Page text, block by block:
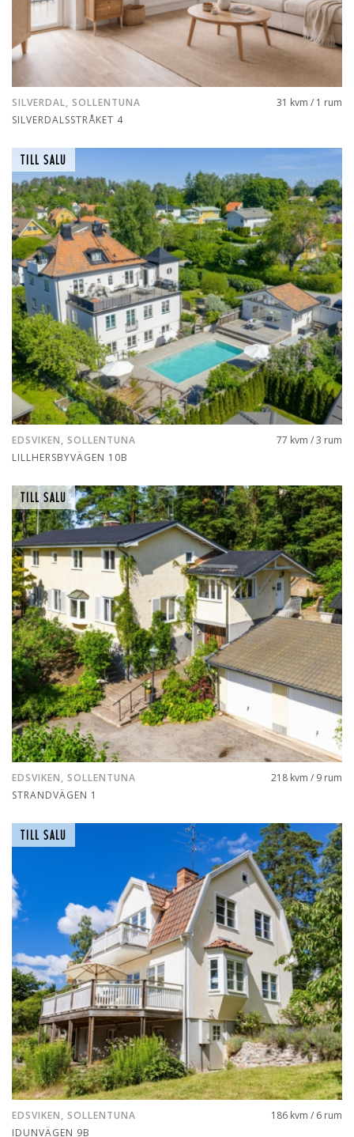
SILVERDAL, SOLLENTUNA
SILVERDALSSTRÅKET 4
31 kvm / 1 rum
TILL SALU
EDSVIKEN, SOLLENTUNA
LILLHERSBYVÄGEN 10B
77 kvm / 3 rum
TILL SALU
EDSVIKEN, SOLLENTUNA
STRANDVÄGEN 1
218 kvm / 9 rum
TILL SALU
EDSVIKEN, SOLLENTUNA
IDUNVÄGEN 9B
186 kvm / 6 rum